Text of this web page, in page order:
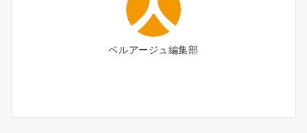
ベルアージュ編集部